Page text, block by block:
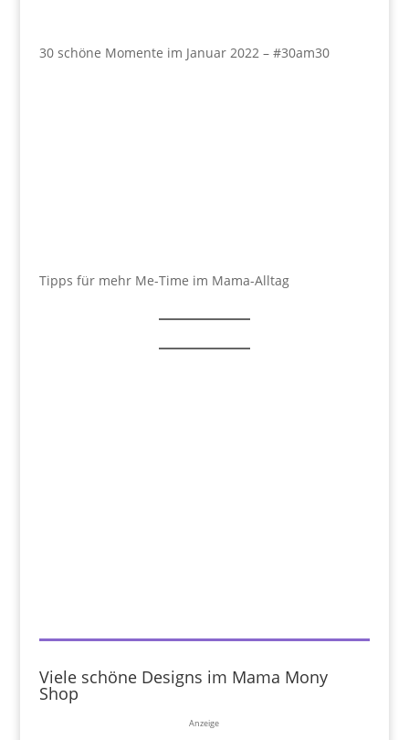
30 schöne Momente im Januar 2022 – #30am30
Tipps für mehr Me-Time im Mama-Alltag
Viele schöne Designs im Mama Mony
Shop
Anzeige